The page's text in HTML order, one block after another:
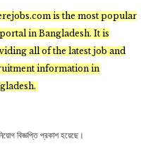
is the most popular
in Bangladesh. It is
all of the latest job and
information in
বিজ্ঞপ্তি প্রকাশ হয়েছে।